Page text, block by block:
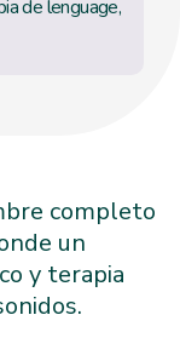
de lenguage,
completo
un
y terapia